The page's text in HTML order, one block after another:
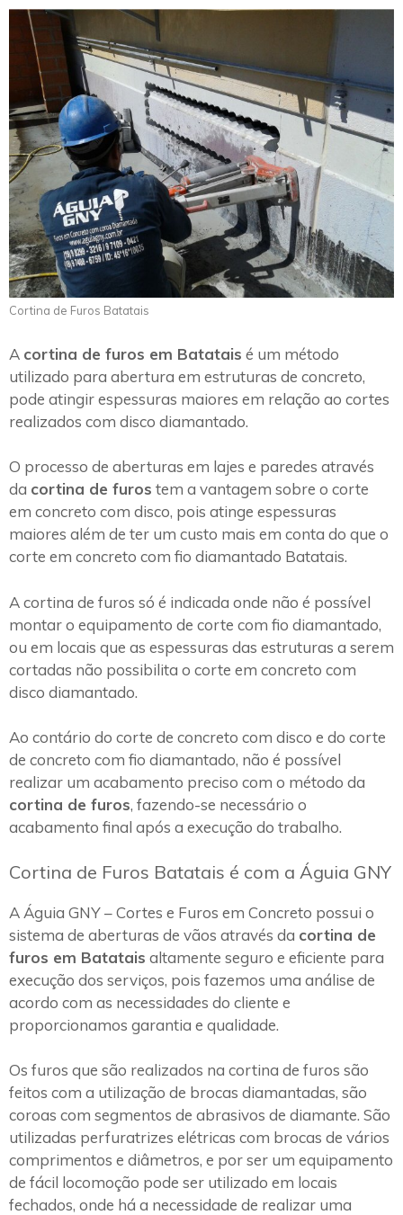
Cortina de Furos Batatais
A cortina de furos em Batatais é um método
utilizado para abertura em estruturas de concreto,
pode atingir espessuras maiores em relação ao cortes
realizados com disco diamantado.
O processo de aberturas em lajes e paredes através
da cortina de furos tem a vantagem sobre o corte
em concreto com disco, pois atinge espessuras
maiores além de ter um custo mais em conta do que o
corte em concreto com fio diamantado Batatais.
A cortina de furos só é indicada onde não é possível
montar o equipamento de corte com fio diamantado,
ou em locais que as espessuras das estruturas a serem
cortadas não possibilita o corte em concreto com
disco diamantado.
Ao contário do corte de concreto com disco e do corte
de concreto com fio diamantado, não é possível
realizar um acabamento preciso com o método da
cortina de furos, fazendo-se necessário o
acabamento final após a execução do trabalho.
Cortina de Furos Batatais é com a Águia GNY
A Águia GNY – Cortes e Furos em Concreto possui o
sistema de aberturas de vãos através da cortina de
furos em Batatais altamente seguro e eficiente para
execução dos serviços, pois fazemos uma análise de
acordo com as necessidades do cliente e
proporcionamos garantia e qualidade.
Os furos que são realizados na cortina de furos são
feitos com a utilização de brocas diamantadas, são
coroas com segmentos de abrasivos de diamante. São
utilizadas perfuratrizes elétricas com brocas de vários
comprimentos e diâmetros, e por ser um equipamento
de fácil locomoção pode ser utilizado em locais
fechados, onde há a necessidade de realizar uma